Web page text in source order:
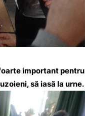
important pentru
să iasă la urne.